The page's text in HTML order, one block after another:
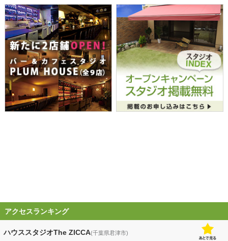
アクセスランキング
ハウススタジオThe ZICCA(千葉県君津市)